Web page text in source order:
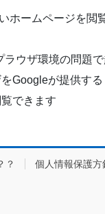
ホームページを
ウザ環境の問題
Googleが提供する
できます
？ 個人情報保護方